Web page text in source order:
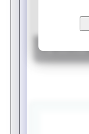
جزئیات بیشتر